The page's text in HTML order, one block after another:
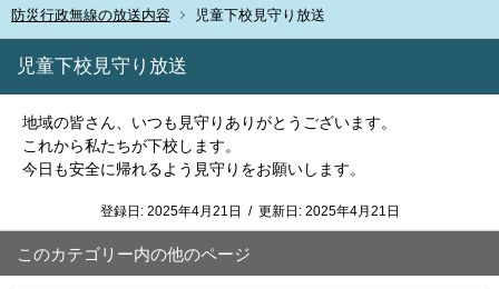
防災行政無線の放送内容
児童下校見守り放送
児童下校見守り放送
地域の皆さん、いつも見守りありがとうございます。
これから私たちが下校します。
今日も安全に帰れるよう見守りをお願いします。
登録日: 2025年4月21日 / 更新日: 2025年4月21日
このカテゴリー内の他のページ